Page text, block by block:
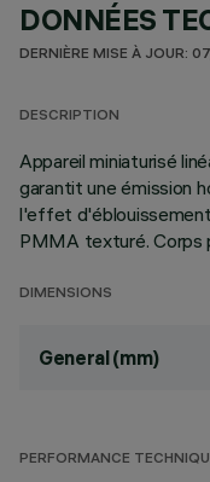
DONNÉES
DERNIÈRE MISE À JOUR:
DESCRIPTION
Appareil miniaturisé
garantit une émission
l'effet d'éblouissement
PMMA texturé. Corps
DIMENSIONS
General (mm)
PERFORMANCE